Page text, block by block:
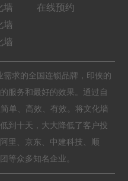
墙
墙
墙
在线预约
求的全国连锁品牌，印侠的
服务和最好的效果。通过自
单、高效、有效。将文化墙
到十天，大大降低了客户投
里、京东、中建科技、顺
等众多知名企业。